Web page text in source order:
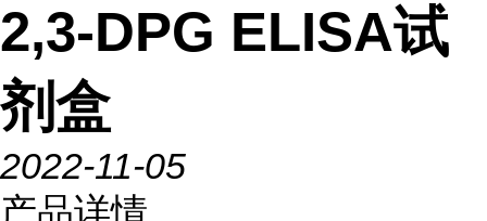
2,3-DPG ELISA试
剂盒
2022-11-05
产品详情